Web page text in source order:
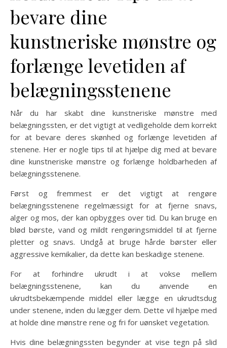
bevare dine
kunstneriske mønstre og
forlænge levetiden af
belægningsstenene
Når du har skabt dine kunstneriske mønstre med
belægningssten, er det vigtigt at vedligeholde dem korrekt
for at bevare deres skønhed og forlænge levetiden af
stenene. Her er nogle tips til at hjælpe dig med at bevare
dine kunstneriske mønstre og forlænge holdbarheden af
belægningsstenene.
Først og fremmest er det vigtigt at rengøre
belægningsstenene regelmæssigt for at fjerne snavs,
alger og mos, der kan opbygges over tid. Du kan bruge en
blød børste, vand og mildt rengøringsmiddel til at fjerne
pletter og snavs. Undgå at bruge hårde børster eller
aggressive kemikalier, da dette kan beskadige stenene.
For at forhindre ukrudt i at vokse mellem
belægningsstenene, kan du anvende en
ukrudtsbekæmpende middel eller lægge en ukrudtsdug
under stenene, inden du lægger dem. Dette vil hjælpe med
at holde dine mønstre rene og fri for uønsket vegetation.
Hvis dine belægningssten begynder at vise tegn på slid